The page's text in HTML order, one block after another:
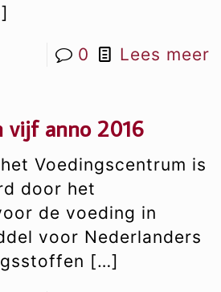
0 Lees meer
vijf anno 2016
Voedingscentrum is
door het
de voeding in
voor Nederlanders
[…]